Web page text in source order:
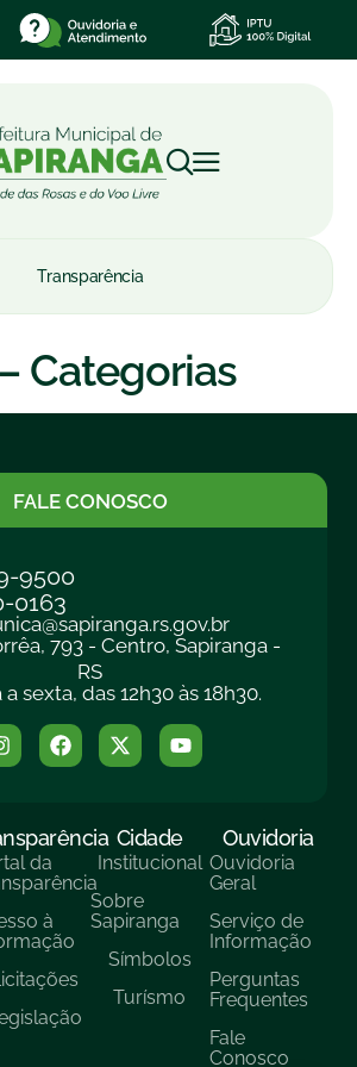
Transparência
Categorias
FALE CONOSCO
9500
0163
793 - Centro, Sapiranga -
RS
sexta, das 12h30 às 18h30.
da
à
Cidade
Institucional
Sobre
Sapiranga
Símbolos
Turísmo
Ouvidoria
Ouvidoria
Geral
Serviço de
Informação
Perguntas
Frequentes
Fale
Conosco